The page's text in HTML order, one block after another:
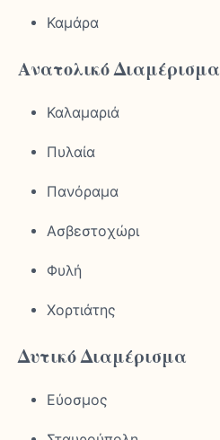
Καμάρα
Ανατολικό Διαμέρισμα
Καλαμαριά
Πυλαία
Πανόραμα
Ασβεστοχώρι
Φυλή
Χορτιάτης
Δυτικό Διαμέρισμα
Εύοσμος